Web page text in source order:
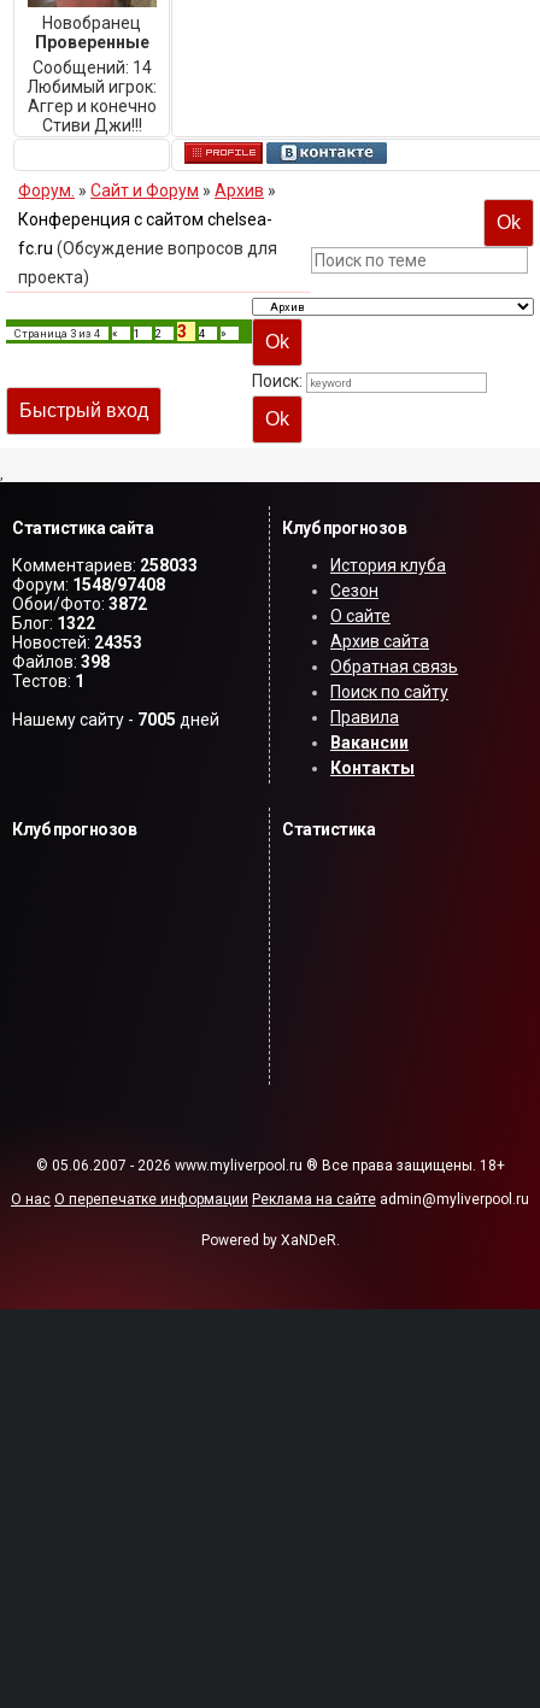
Новобранец
Проверенные
Сообщений: 14
Любимый игрок:
Аггер и конечно
Стиви Джи!!!
Форум. » Сайт и Форум » Архив »
Конференция с сайтом chelsea-
fc.ru (Обсуждение вопросов для
проекта)
Страница 3 из 4 « 1 2 3 4 »
Поиск:
,
Статистика сайта
Комментариев: 258033
Форум: 1548/97408
Обои/Фото: 3872
Блог: 1322
Новостей: 24353
Файлов: 398
Тестов: 1
Нашему сайту - 7005 дней
Клуб прогнозов
История клуба
Сезон
О сайте
Архив сайта
Обратная связь
Поиск по сайту
Правила
Вакансии
Контакты
Клуб прогнозов Статистика
© 05.06.2007 - 2026 www.myliverpool.ru ® Все права защищены. 18+
О нас О перепечатке информации Реклама на сайте admin@myliverpool.ru
Powered by XaNDeR.